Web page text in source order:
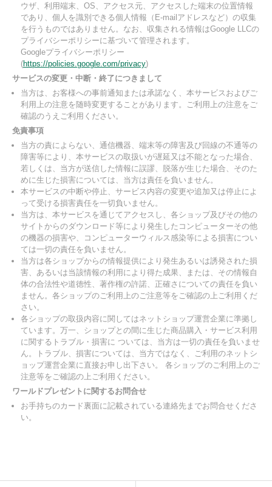
ウザ、利用端末、OS、アクセス元、アクセスした端末の位置情報
であり、個人を識別できる個人情報（E-mailアドレスなど）の収集
を行うものではありません。なお、収集される情報はGoogle LLCの
プライバシーポリシーに基づいて管理されます。
Googleプライバシーポリシー
(https://policies.google.com/privacy)
サービスの変更・中断・終了につきまして
当方は、お客様への事前通知または承諾なく、本サービスおよびご
利用上の注意を随時変更することがあります。ご利用上の注意をご
確認のうえご利用ください。
免責事項
当方の責によらない、通信機器、端末等の障害及び回線の不通等の
障害等により、本サービスの取扱いが遅延又は不能となった場合、
若しくは、当方が送信した情報に誤謬、脱落が生じた場合、そのた
めに生じた損害については、当方は責任を負いません。
本サービスの中断や停止、サービス内容の変更や追加又は停止によ
って受ける損害責任を一切負いません。
当方は、本サービスを通じてアクセスし、各ショップ及びその他の
サイトからのダウンロード等により発生したコンピューターその他
の機器の損害や、コンピューターウィルス感染等による損害につい
ては一切の責任を負いません。
当方は各ショップからの情報提供により発生あるいは誘発された損
害、あるいは当該情報の利用により得た成果、または、その情報自
体の合法性や道徳性、著作権の許諾、正確さについての責任を負い
ません。各ショップのご利用上のご注意等をご確認の上ご利用くだ
さい。
各ショップの取扱内容に関してはネットショップ運営企業に準拠し
ています。万一、ショップとの間に生じた商品購入・サービス利用
に関するトラブル・損害に ついては、当方は一切の責任を負いませ
ん。トラブル、損害については、当方ではなく、ご利用のネットシ
ョップ運営企業に直接お申し出下さい。 各ショップのご利用上のご
注意等をご確認の上ご利用ください。
ワールドプレゼントに関するお問合せ
お手持ちのカード裏面に記載されている連絡先までお問合せくださ
い。